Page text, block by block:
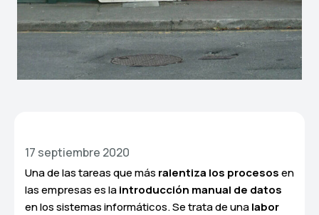
17 septiembre 2020
Una de las tareas que más ralentiza los procesosen
las empresas es laintroducción manual de datos
en los sistemas informáticos. Se trata de unalabor